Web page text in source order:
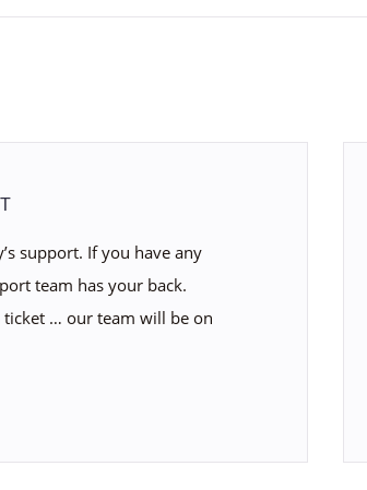
support. If you have any
team has your back.
ticket … our team will be on